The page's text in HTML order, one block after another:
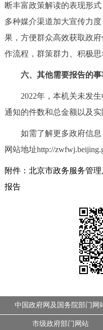
断丰富政策解读的表现形
多种媒介渠道加大宣传力
果，方便群众高效获取政
作流程，群策群力、积极思
六、其他需要报告的事
2022年，本机关未发生
通知的件数和总金额以及实
如需了解更多政府信息
网站地址http://
附件：北京市政务服务管
报告
中国政府网及国务院部门网
市级政府部门网站